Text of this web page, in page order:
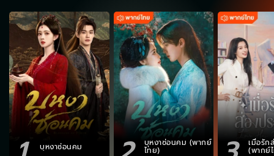
บุหงาซ่อนคม บุหงาซ่อนคม (พากย์
ไทย)
เมื่อรัก
(พากย์